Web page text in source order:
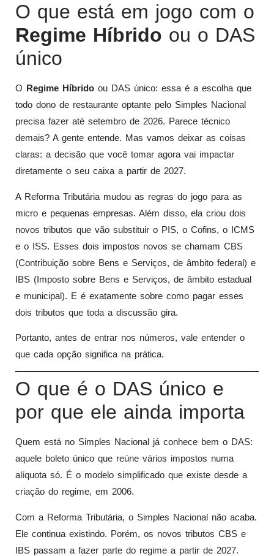
O que está em jogo com o
Regime Híbrido ou o DAS
único
O Regime Híbrido ou DAS único: essa é a escolha que
todo dono de restaurante optante pelo Simples Nacional
precisa fazer até setembro de 2026. Parece técnico
demais? A gente entende. Mas vamos deixar as coisas
claras: a decisão que você tomar agora vai impactar
diretamente o seu caixa a partir de 2027.
A Reforma Tributária mudou as regras do jogo para as
micro e pequenas empresas. Além disso, ela criou dois
novos tributos que vão substituir o PIS, o Cofins, o ICMS
e o ISS. Esses dois impostos novos se chamam CBS
(Contribuição sobre Bens e Serviços, de âmbito federal) e
IBS (Imposto sobre Bens e Serviços, de âmbito estadual
e municipal). E é exatamente sobre como pagar esses
dois tributos que toda a discussão gira.
Portanto, antes de entrar nos números, vale entender o
que cada opção significa na prática.
O que é o DAS único e
por que ele ainda importa
Quem está no Simples Nacional já conhece bem o DAS:
aquele boleto único que reúne vários impostos numa
alíquota só. É o modelo simplificado que existe desde a
criação do regime, em 2006.
Com a Reforma Tributária, o Simples Nacional não acaba.
Ele continua existindo. Porém, os novos tributos CBS e
IBS passam a fazer parte do regime a partir de 2027.